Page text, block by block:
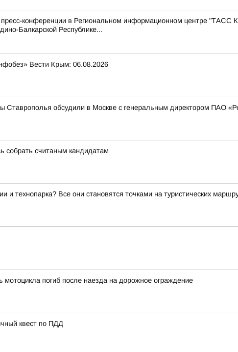
конференции в Региональном информационном центре "ТАСС
Балкарской Республике...
Вести Крым: 06.08.2026
Ставрополья обсудили в Москве с генеральным директором ПАО
собрать считаным кандидатам
и технопарка? Все они становятся точками на туристических
погиб после наезда на дорожное ограждение
квест по ПДД